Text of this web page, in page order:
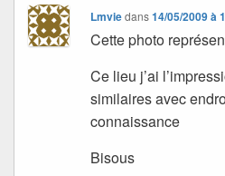
Lmviedans14/05/2009 à
Cette photo
Ce lieu j’ai
similaires avec
connaissance
Bisous